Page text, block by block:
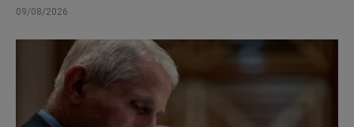
09/08/2026